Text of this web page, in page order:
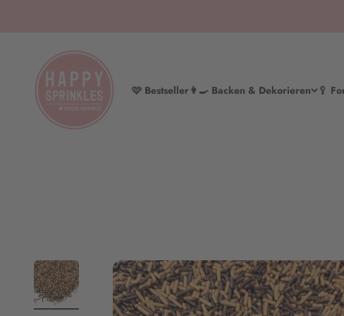
🩷 Bestseller👩‍🍳 Backen & Dekorieren 🥄
HAPPY SPRINKLES | D2C